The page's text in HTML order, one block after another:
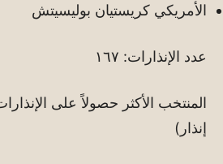
الأمريكي كريستيان بوليسيتش
عدد الإنذارات: ١٦٧
إنذار)